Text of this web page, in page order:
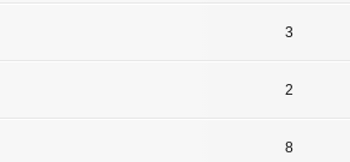
3
2
8